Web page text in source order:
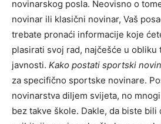
novinarskog posla. Neovisno o
novinar ili klasični novinar, Vaš
trebate pronaći informacije koje
plasirati svoj rad, najčešće u obliku
javnosti. Kako postati sportski
za specifično sportske novinare.
novinarstva diljem svijeta, no
bez takve škole. Dakle, da biste bili